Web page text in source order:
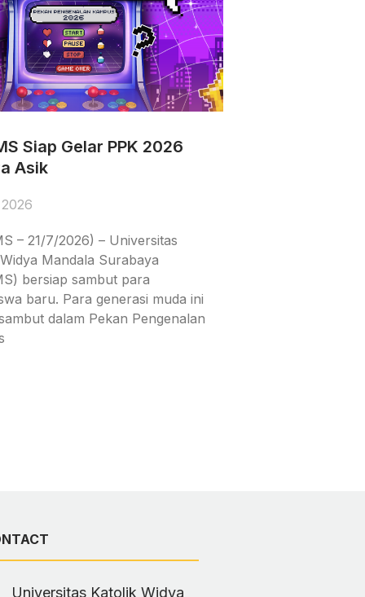
Siap Gelar PPK 2026
Asik
– 21/7/2026) – Universitas
Mandala Surabaya
bersiap sambut para
baru. Para generasi muda ini
dalam Pekan Pengenalan
Universitas Katolik Widya